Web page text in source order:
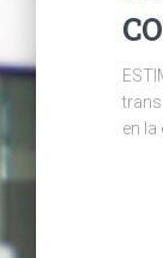
en la